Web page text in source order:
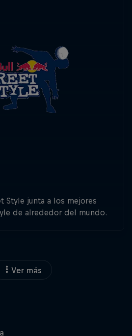
Style junta a los mejores
de alrededor del mundo.
Ver más